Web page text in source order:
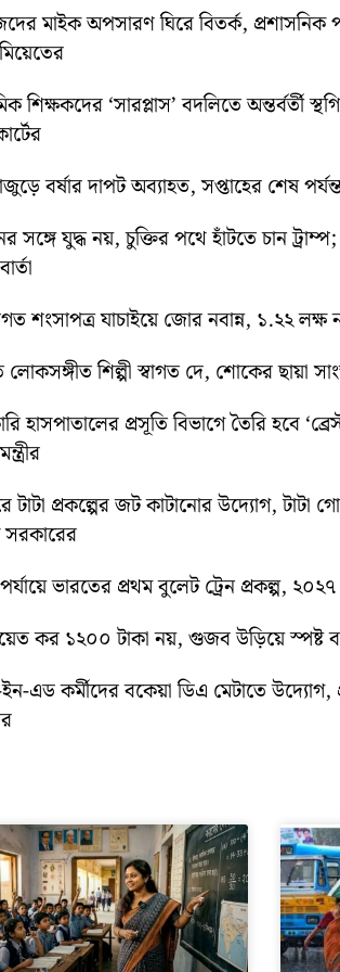
মাইক অপসারণ ঘিরে বিতর্ক,
শিক্ষকদের ‘সারপ্লাস’ বদলিতে অন্তর্বর্তী
বর্ষার দাপট অব্যাহত, সপ্তাহের শেষ
সঙ্গে যুদ্ধ নয়, চুক্তির পথে হাঁটতে চান
শংসাপত্র যাচাইয়ে জোর নবান্ন, ১.২২ লক্ষ
লোকসঙ্গীত শিল্পী স্বাগত দে, শোকের ছায়া
হাসপাতালের প্রসূতি বিভাগে তৈরি হবে
টাটা প্রকল্পের জট কাটানোর উদ্যোগ, টাটা
সরকারের
ভারতের প্রথম বুলেট ট্রেন প্রকল্প,
কর ১২০০ টাকা নয়, গুজব উড়িয়ে স্পষ্ট
ইন-এড কর্মীদের বকেয়া ডিএ মেটাতে